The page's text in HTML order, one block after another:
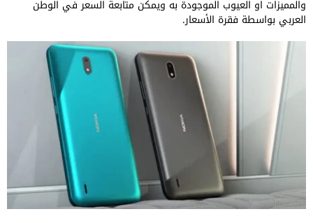
والمميزات او العيوب الموجودة به ويمكن متابعة السعر في الوطن
العربي بواسطة فقرة الأسعار.